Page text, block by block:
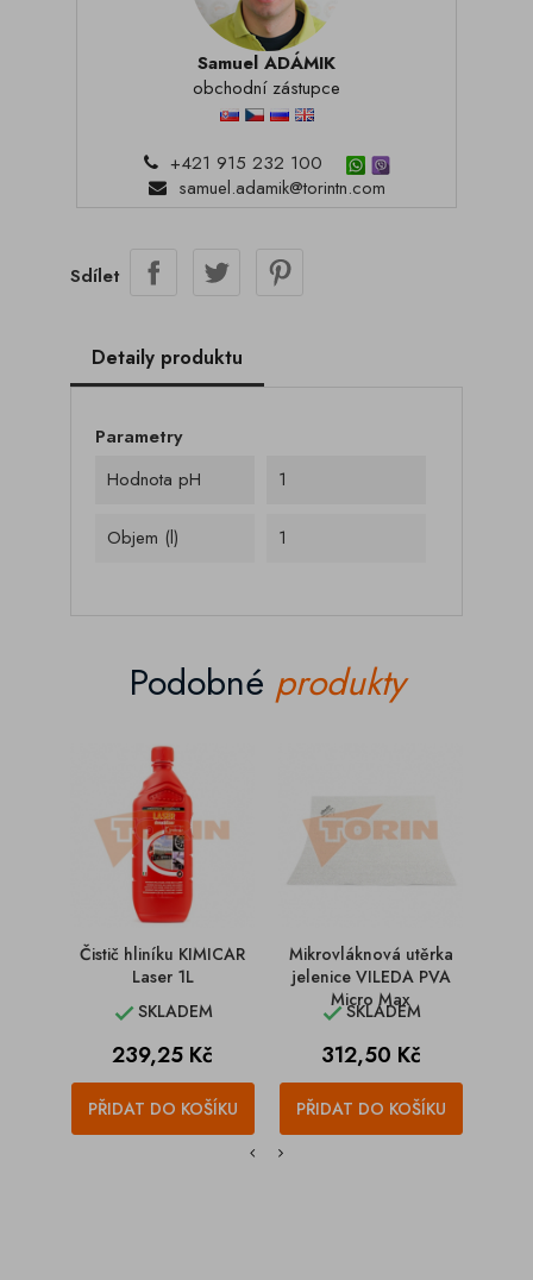
Samuel ADÁMIK
obchodní zástupce
+421 915 232 100
samuel.adamik@torintn.com
Sdílet
Detaily produktu
Parametry
Hodnota pH
1
Objem (l) 1
Podobné produkty
Čistič hliníku KIMICAR
Laser 1L
SKLADEM
Cena
239,25 Kč
PŘIDAT DO KOŠÍKU
Mikrovláknová utěrka
jelenice VILEDA PVA
Micro Max
SKLADEM
Cena
312,50 Kč
PŘIDAT DO KOŠÍKU